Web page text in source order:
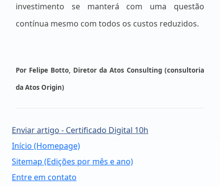
investimento se manterá com uma questão
contínua mesmo com todos os custos reduzidos.
Por Felipe Botto, Diretor da Atos Consulting (consultoria
da Atos Origin)
Enviar artigo - Certificado Digital 10h
Início (Homepage)
Sitemap (Edições por mês e ano)
Entre em contato